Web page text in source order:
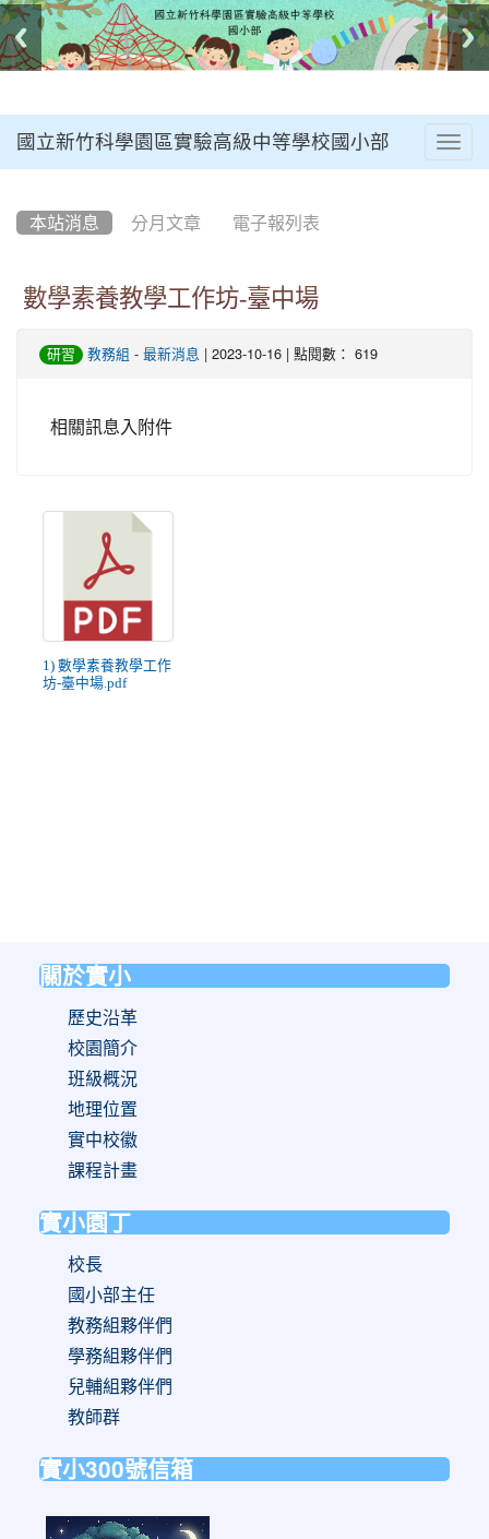
國立新竹科學園區實驗高級中等學校國小部
本站消息 分月文章 電子報列表
數學素養教學工作坊-臺中場
研習 教務組 - 最新消息 | 2023-10-16 | 點閱數： 619
相關訊息入附件
1) 數學素養教學工作
坊-臺中場.pdf
關於實小
歷史沿革
校園簡介
班級概況
地理位置
實中校徽
課程計畫
實小園丁
校長
國小部主任
教務組夥伴們
學務組夥伴們
兒輔組夥伴們
教師群
實小300號信箱